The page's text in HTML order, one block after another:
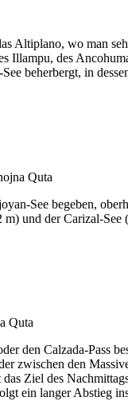
Altiplano, wo man
Illampu, des
beherbergt, in
See begeben,
und der Carizal-See
den Calzada-Pass
zwischen den
Ziel des
ein langer Abstieg